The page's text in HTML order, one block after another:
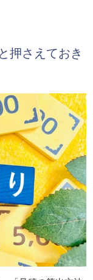
押さえておき